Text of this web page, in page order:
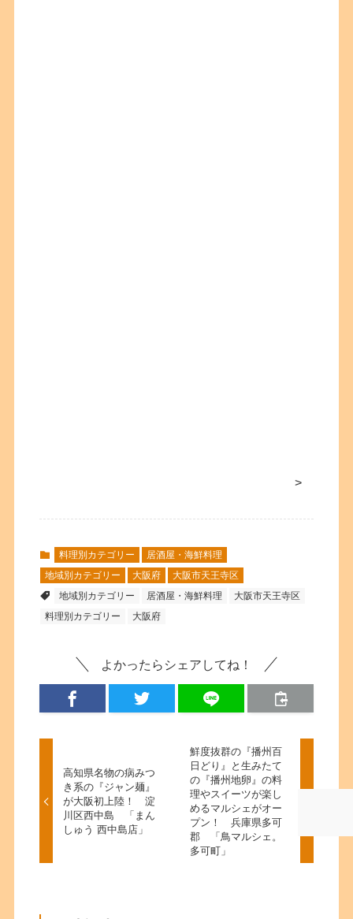
>
料理別カテゴリー
居酒屋・海鮮料理
地域別カテゴリー
大阪府
大阪市天王寺区
地域別カテゴリー
居酒屋・海鮮料理
大阪市天王寺区
料理別カテゴリー
大阪府
よかったらシェアしてね！
高知県名物の病みつ
き系の『ジャン麺』
が大阪初上陸！ 淀
川区西中島 「まん
しゅう 西中島店」
鮮度抜群の『播州百
日どり』と生みたて
の『播州地卵』の料
理やスイーツが楽し
めるマルシェがオー
プン！ 兵庫県多可
郡 「鳥マルシェ。
多可町」